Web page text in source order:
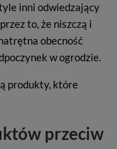
inni odwiedzający
to, że niszczą i
obecność
w ogrodzie.
produkty, które
przeciw